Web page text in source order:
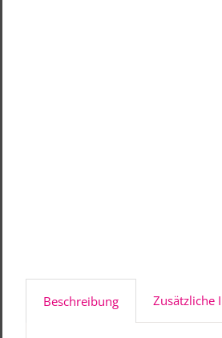
Beschreibung Zusätzliche